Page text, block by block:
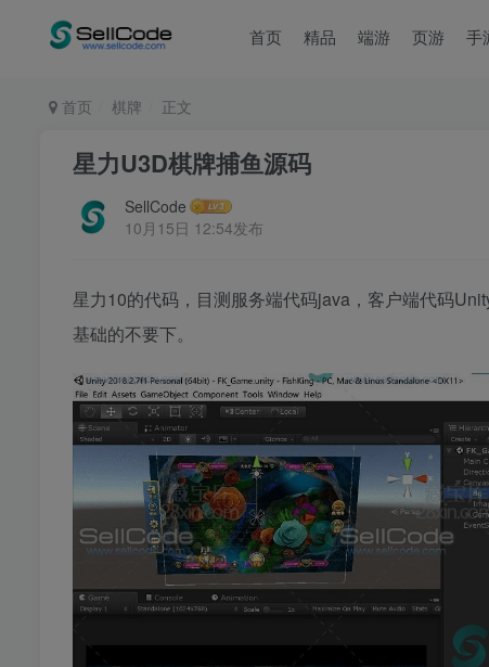
首页 精品 端游 页游 手
首页 棋牌 正文
星力U3D棋牌捕鱼源码
SellCode
10月15日 12:54发布
星力10的代码，目测服务端代码java，客户端代码
基础的不要下。